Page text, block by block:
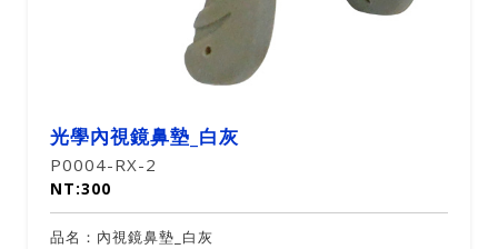
光學內視鏡鼻墊_白灰
P0004-RX-2
NT:300
品名：內視鏡鼻墊_白灰